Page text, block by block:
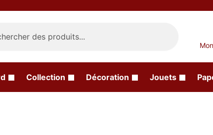
Collection Décoration Jouets